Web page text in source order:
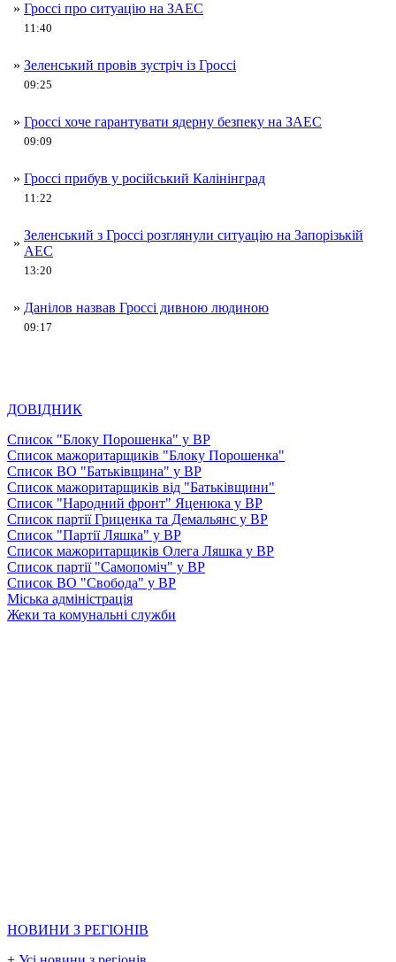
» Гроссі про ситуацію на ЗАЕС
11:40
» Зеленський провів зустріч із Гроссі
09:25
» Гроссі хоче гарантувати ядерну безпеку на ЗАЕС
09:09
» Гроссі прибув у російський Калінінград
11:22
»
Зеленський з Гроссі розглянули ситуацію на Запорізькій
АЕС
13:20
» Данілов назвав Гроссі дивною людиною
09:17
ДОВІДНИК
Список "Блоку Порошенка" у ВР
Список мажоритарщиків "Блоку Порошенка"
Список ВО "Батьківщина" у ВР
Список мажоритарщиків від "Батьківщини"
Список "Народний фронт" Яценюка у ВР
Список партії Гриценка та Демальянс у ВР
Список "Партії Ляшка" у ВР
Список мажоритарщиків Олега Ляшка у ВР
Список партії "Самопоміч" у ВР
Список ВО "Свобода" у ВР
Міська адміністрація
Жеки та комунальні служби
НОВИНИ З РЕГІОНІВ